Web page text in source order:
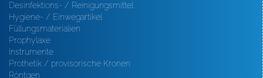
Desinfektions- / Reinigungsmittel
Hygiene- / Einwegartikel
Füllungsmaterialien
Prophylaxe
Instrumente
Prothetik / provisorische Kronen
Röntgen